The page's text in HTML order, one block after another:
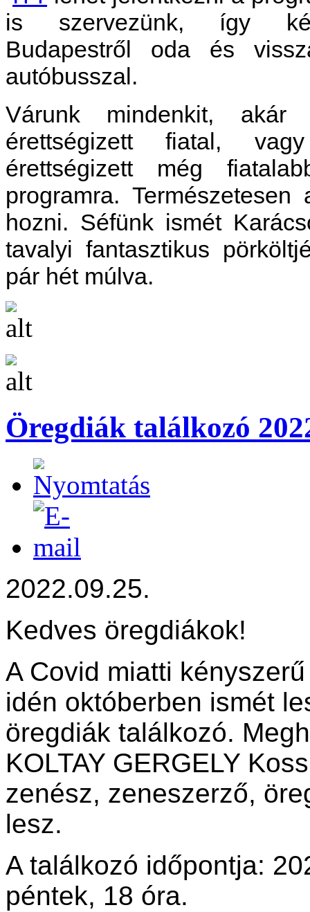
is szervezünk, így
Budapestről oda és
autóbusszal.
Várunk mindenkit,
érettségizett fiatal,
érettségizett még
programra.
hozni. Séfünk ismét
tavalyi fantasztikus
pár hét múlva.
Öregdiák találkozó
2022.09.25.
Kedves öregdiákok!
A Covid miatti
idén októberben ismét
öregdiák találkozó.
KOLTAY GERGELY
zenész, zeneszerző,
lesz.
A találkozó időpontja:
péntek, 18 óra.